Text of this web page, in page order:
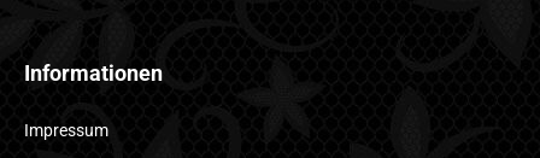
Informationen
Impressum